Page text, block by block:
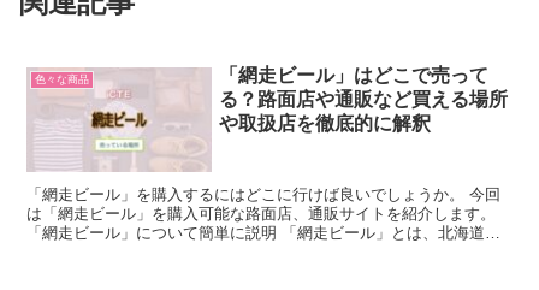
色々な商品
「網走ビール」はどこで売って
る？路面店や通販など買える場所
や取扱店を徹底的に解釈
「網走ビール」を購入するにはどこに行けば良いでしょうか。 今回
は「網走ビール」を購入可能な路面店、通販サイトを紹介します。
「網走ビール」について簡単に説明 「網走ビール」とは、北海道の